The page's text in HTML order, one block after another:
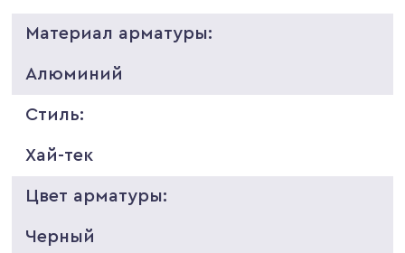
Материал арматуры:
Алюминий
Стиль:
Хай-тек
Цвет арматуры:
Черный